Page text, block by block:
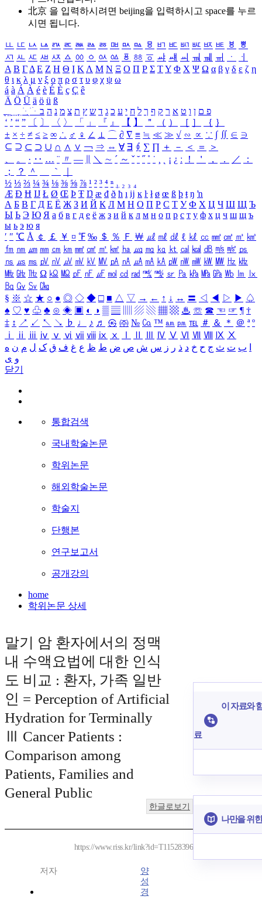
北京 을 입력하시려면 beijing을 입력하시고 space를 누르
시면 됩니다.
ㅥ ㅦ ㅧ ㅨ ㅩ ㅪ ㅫ ㅬ ㅭ ㅮ ㅯ ㅰ ㅱ ㅲ ㅳ ㅴ ㅵ ㅶ ㅷ ㅸ
ㅹ
ㅺ ㅻ ㅼ ㅽ ㅾ ㅿ ㆀ ㆁ ㆂ ㆃ ㆄ ㆅ ㆆ ㆇ ㆈ ㆉ ㆊ ㆋ ㆌ ㆍ
ㆎ
Α Β ΓΔ Ε Ζ Η Θ Ι ΚΛ Μ Ν Ξ Ο Π Ρ Σ ΤΥ Φ Χ Ψ Ω α β γ δ ε ζ η
θ ι κ λ μ ν ξ ο π ρ σ τ υ φ χ ψ ω
á à Á À é è É È ç Ç ê
Ä Ö Ü ä ö ü ß
ִֶֹ ֻּ ׁׂ פ ם ן ו ט א ר ק ף ך ל ח י ע כ ג ד ש ץ ת צ מ נ ה ב
‘ ’ “ ” 〔 〕 〈 〉 「 」 『 』 【 】 ＂ （ ） ［ ］ ｛ ｝
± × ÷ ≠ ≤ ≥ ∞ ∴ ♂ ♀ ∠ ⊥ ⌒ ∂ ∇ ≡ ≒ ≪ ≫ √ ∽ ∝ ∵ ∫ ∬ ∈ ∋
⊆ ⊇ ⊂ ⊃ ∪ ∩ ∧ ∨ ￢ ⇒ ⇔ ∀ ∃ ∮ ∑ ∏ ＋ － ＜ ＝
＞
、
。 · ‥ … ¨ 〃 ― ＼ ∼ ´ ～ ˇ ˘ ˝ ˚ ˙ ¸ ¡ ¿ ː ！ ＇ ， ． ／
：
；
？ ＾ ｀
½ ⅓ ⅔ ¼ ¾ ⅛ ⅜ ⅝ ⅞ ¹ ² ³ ⁴ ⁿ ₁ ₂ ₃ ₄
Æ Ð Ħ Ĳ Ł Ø Œ Þ Ŧ Ŋ æ đ ð ħ ı ĳ ĸ ŀ ł ø œ ß þ ŧ ŋ ŉ
А Б В Г Д Е Ё Ж З И Й К Л М Н О П Р С Т У Ф Х Ц Ч Ш Щ Ъ
Ы Ь Э Ю Я а б в г д е ё ж з и й к л м н о п р с т у ф х ц ч ш щ ъ
ы ь э ю я
′ ″ ℃ Å ￠ ￡ ￥ ¤ ℉ ‰ ＄ ％ Ｆ ￦ ㎕ ㎖ ㎗ ℓ ㎘ ㏄ ㎣ ㎤ ㎥ ㎦
㎙ ㎚ ㎛ ㎜ ㎝ ㎞ ㎟ ㎠ ㎡ ㎢ ㏊ ㎍ ㎎ ㎏ ㏏ ㎈ ㎉ ㏈ ㎧ ㎨ ㎰
㎱ ㎲ ㎳ ㎴ ㎵ ㎶ ㎷ ㎸ ㎹ ㎀ ㎁ ㎂ ㎃ ㎄ ㎺ ㎻ ㎽ ㎾ ㎿ ㎐ ㎑
㎒ ㎓ ㎔ Ω ㏀ ㏁ ㎊ ㎋ ㎌ ㏖ ㏅ ㎭ ㎮ ㎯ ㏛ ㎩ ㎪ ㎫ ㎬ ㏝ ㏐
㏓
㏃ ㏉ ㏜ ㏆
§ ※ ☆ ★ ○ ● ◎ ◇ ◆ □ ■ △ ▽ → ← ↑ ↓ ↔ 〓 ◁ ◀ ▷ ▶ ♤
♠ ♡ ♥ ♧ ♣ ⊙ ◈ ▣ ◐ ◑ ▒ ▤ ▨ ▧ ▦ ▩ ♨ ☏ ☎ ☜ ☞ ¶ †
‡ ↕ ↗ ↙ ↖ ↘ ♭ ♩ ♪ ♬ ㉿ ㈜ № ㏇ ™ ㏂ ㏘ ℡ ＃ ＆ ＊ ＠ ª º
ⅰ
ⅱ ⅲ ⅳ ⅴ ⅵ ⅶ ⅷ ⅸ ⅹ Ⅳ Ⅴ Ⅵ Ⅶ Ⅷ Ⅸ Ⅹ
ب ت ث ج ح خ د ذ ر ز س ش ص ض ط ظ ع غ ف ق ک ل م ن ه
و ی
닫기
통합검색
국내학술논문
학위논문
해외학술논문
학술지
단행본
연구보고서
공개강의
home
학위논문 상세
말기 암 환자에서의 정맥
내 수액요법에 대한 인식
도 비교 : 환자, 가족 일반
인 = Perception of Artificial
Hydration for Terminally
Ⅲ Cancer Patients :
Comparison among
Patients, Families and
General Public
한글로보기
https://www.riss.kr/link?id=T11528396
저자
양
성
경
이 자료와
료
나만을 위